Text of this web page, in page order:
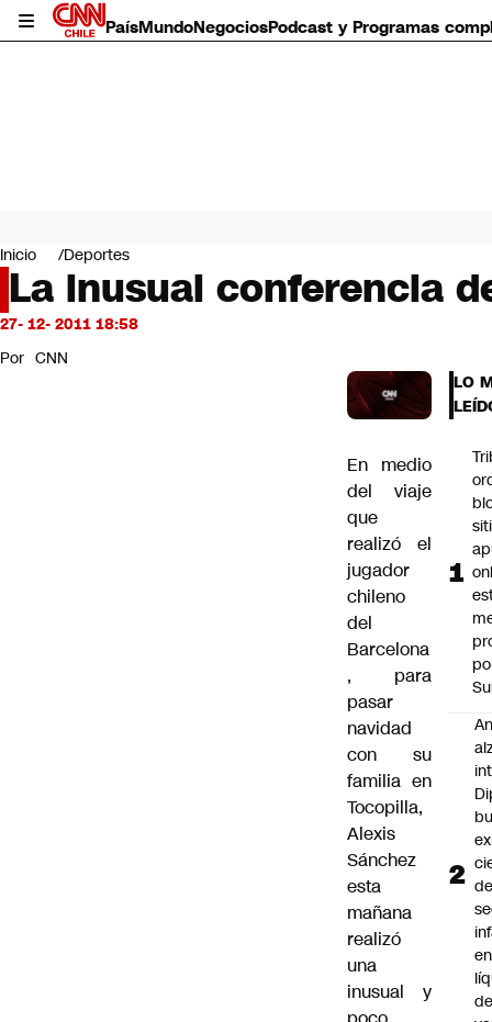
PaísMundoNegociosPodcast y Programas
Mundo
Negocios
Deportes
Programas completos
Servicios
Inicio Deportes
La inusual conferencia
27- 12- 2011 18:58
Por CNN
En medio
del viaje
que
realizó el
jugador
chileno
del
Barcelona
, para
pasar
navidad
con su
familia en
Tocopilla,
Alexis
Sánchez
esta
mañana
realizó
una
inusual y
LO
de
en
de